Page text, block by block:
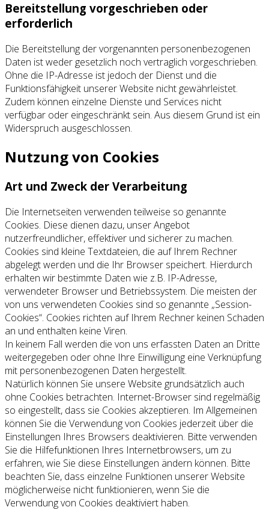
Bereitstellung vorgeschrieben oder
erforderlich
Die Bereitstellung der vorgenannten personenbezogenen
Daten ist weder gesetzlich noch vertraglich vorgeschrieben.
Ohne die IP-Adresse ist jedoch der Dienst und die
Funktionsfähigkeit unserer Website nicht gewährleistet.
Zudem können einzelne Dienste und Services nicht
verfügbar oder eingeschränkt sein. Aus diesem Grund ist ein
Widerspruch ausgeschlossen.
Nutzung von Cookies
Art und Zweck der Verarbeitung
Die Internetseiten verwenden teilweise so genannte
Cookies. Diese dienen dazu, unser Angebot
nutzerfreundlicher, effektiver und sicherer zu machen.
Cookies sind kleine Textdateien, die auf Ihrem Rechner
abgelegt werden und die Ihr Browser speichert. Hierdurch
erhalten wir bestimmte Daten wie z.B. IP-Adresse,
verwendeter Browser und Betriebssystem. Die meisten der
von uns verwendeten Cookies sind so genannte „Session-
Cookies“. Cookies richten auf Ihrem Rechner keinen Schaden
an und enthalten keine Viren.
In keinem Fall werden die von uns erfassten Daten an Dritte
weitergegeben oder ohne Ihre Einwilligung eine Verknüpfung
mit personenbezogenen Daten hergestellt.
Natürlich können Sie unsere Website grundsätzlich auch
ohne Cookies betrachten. Internet-Browser sind regelmäßig
so eingestellt, dass sie Cookies akzeptieren. Im Allgemeinen
können Sie die Verwendung von Cookies jederzeit über die
Einstellungen Ihres Browsers deaktivieren. Bitte verwenden
Sie die Hilfefunktionen Ihres Internetbrowsers, um zu
erfahren, wie Sie diese Einstellungen ändern können. Bitte
beachten Sie, dass einzelne Funktionen unserer Website
möglicherweise nicht funktionieren, wenn Sie die
Verwendung von Cookies deaktiviert haben.